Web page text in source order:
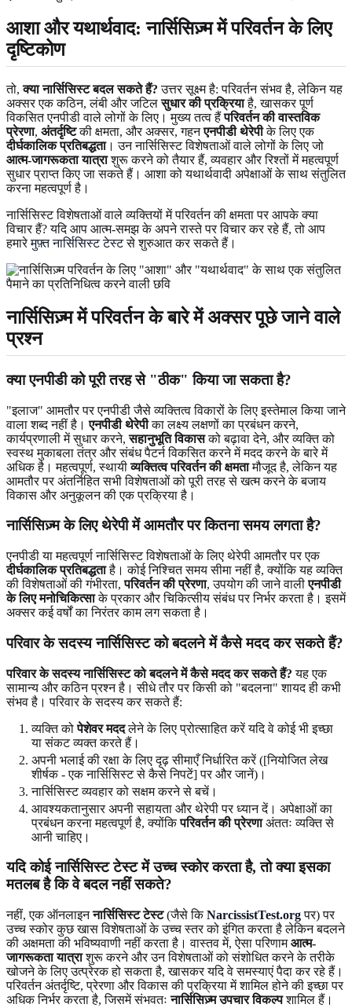
आशा और यथार्थवाद: नार्सिसिज़्म में परिवर्तन के लिए
दृष्टिकोण
तो,क्या नार्सिसिस्ट बदल सकते हैं? उत्तर सूक्ष्म है: परिवर्तन संभव है, लेकिन यह
अक्सर एक कठिन, लंबी और जटिलसुधार की प्रक्रियाहै, खासकर पूर्ण
विकसित एनपीडी वाले लोगों के लिए। मुख्य तत्व हैंपरिवर्तन की वास्तविक
प्रेरणा, अंतर्दृष्टिकी क्षमता, और अक्सर, गहनएनपीडी थेरेपीके लिए एक
दीर्घकालिक प्रतिबद्धता। उन नार्सिसिस्ट विशेषताओं वाले लोगों के लिए जो
आत्म-जागरूकता यात्राशुरू करने को तैयार हैं, व्यवहार और रिश्तों में महत्वपूर्ण
सुधार प्राप्त किए जा सकते हैं। आशा को यथार्थवादी अपेक्षाओं के साथ संतुलित
करना महत्वपूर्ण है।
नार्सिसिस्ट विशेषताओं वाले व्यक्तियों में परिवर्तन की क्षमता पर आपके क्या
विचार हैं? यदि आप आत्म-समझ के अपने रास्ते पर विचार कर रहे हैं, तो आप
हमारेमुफ़्त नार्सिसिस्ट टेस्टसे शुरुआत कर सकते हैं।
नार्सिसिज़्म में परिवर्तन के बारे में अक्सर पूछे जाने वाले
प्रश्न
क्या एनपीडी को पूरी तरह से "ठीक" किया जा सकता है?
"इलाज" आमतौर पर एनपीडी जैसे व्यक्तित्व विकारों के लिए इस्तेमाल किया जाने
वाला शब्द नहीं है।एनपीडी थेरेपीका लक्ष्य लक्षणों का प्रबंधन करने,
कार्यप्रणाली में सुधार करने,सहानुभूति विकासको बढ़ावा देने, और व्यक्ति को
स्वस्थ मुकाबला तंत्र और संबंध पैटर्न विकसित करने में मदद करने के बारे में
अधिक है। महत्वपूर्ण, स्थायीव्यक्तित्व परिवर्तन की क्षमतामौजूद है, लेकिन यह
आमतौर पर अंतर्निहित सभी विशेषताओं को पूरी तरह से खत्म करने के बजाय
विकास और अनुकूलन की एक प्रक्रिया है।
नार्सिसिज़्म के लिए थेरेपी में आमतौर पर कितना समय लगता है?
एनपीडी या महत्वपूर्ण नार्सिसिस्ट विशेषताओं के लिए थेरेपी आमतौर पर एक
दीर्घकालिक प्रतिबद्धताहै। कोई निश्चित समय सीमा नहीं है, क्योंकि यह व्यक्ति
की विशेषताओं की गंभीरता,परिवर्तन की प्रेरणा, उपयोग की जाने वालीएनपीडी
के लिए मनोचिकित्साके प्रकार और चिकित्सीय संबंध पर निर्भर करता है। इसमें
अक्सर कई वर्षों का निरंतर काम लग सकता है।
परिवार के सदस्य नार्सिसिस्ट को बदलने में कैसे मदद कर सकते हैं?
परिवार के सदस्य नार्सिसिस्ट को बदलने में कैसे मदद कर सकते हैं? यह एक
सामान्य और कठिन प्रश्न है। सीधे तौर पर किसी को "बदलना" शायद ही कभी
संभव है। परिवार के सदस्य कर सकते हैं:
व्यक्ति कोपेशेवर मददलेने के लिए प्रोत्साहित करें यदि वे कोई भी इच्छा
या संकट व्यक्त करते हैं।
अपनी भलाई की रक्षा के लिए दृढ़ सीमाएँ निर्धारित करें ([नियोजित लेख
शीर्षक - एक नार्सिसिस्ट से कैसे निपटें] पर और जानें)।
नार्सिसिस्ट व्यवहार को सक्षम करने से बचें।
आवश्यकतानुसार अपनी सहायता और थेरेपी पर ध्यान दें। अपेक्षाओं का
प्रबंधन करना महत्वपूर्ण है, क्योंकिपरिवर्तन की प्रेरणाअंततः व्यक्ति से
आनी चाहिए।
यदि कोई नार्सिसिस्ट टेस्ट में उच्च स्कोर करता है, तो क्या इसका
मतलब है कि वे बदल नहीं सकते?
नहीं, एक ऑनलाइननार्सिसिस्ट टेस्ट(जैसे किNarcissistTest.orgपर) पर
उच्च स्कोर कुछ खास विशेषताओं के उच्च स्तर को इंगित करता है लेकिन बदलने
की अक्षमता की भविष्यवाणी नहीं करता है। वास्तव में, ऐसा परिणामआत्म-
जागरूकता यात्राशुरू करने और उन विशेषताओं को संशोधित करने के तरीके
खोजने के लिए उत्प्रेरक हो सकता है, खासकर यदि वे समस्याएं पैदा कर रहे हैं।
परिवर्तन अंतर्दृष्टि, प्रेरणा और विकास की प्रक्रिया में शामिल होने की इच्छा पर
अधिक निर्भर करता है, जिसमें संभवतःनार्सिसिज़्म उपचार विकल्पशामिल हैं।